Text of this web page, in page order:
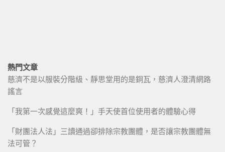
熱門文章
慈濟不是以服裝分階級、靜思堂用的是銅瓦，慈濟人澄清網路
謠言
「我第一次感覺這麼爽！」手天使首位使用者的體驗心得
「財團法人法」三讀通過卻排除宗教團體，是否讓宗教團體無
法可管？